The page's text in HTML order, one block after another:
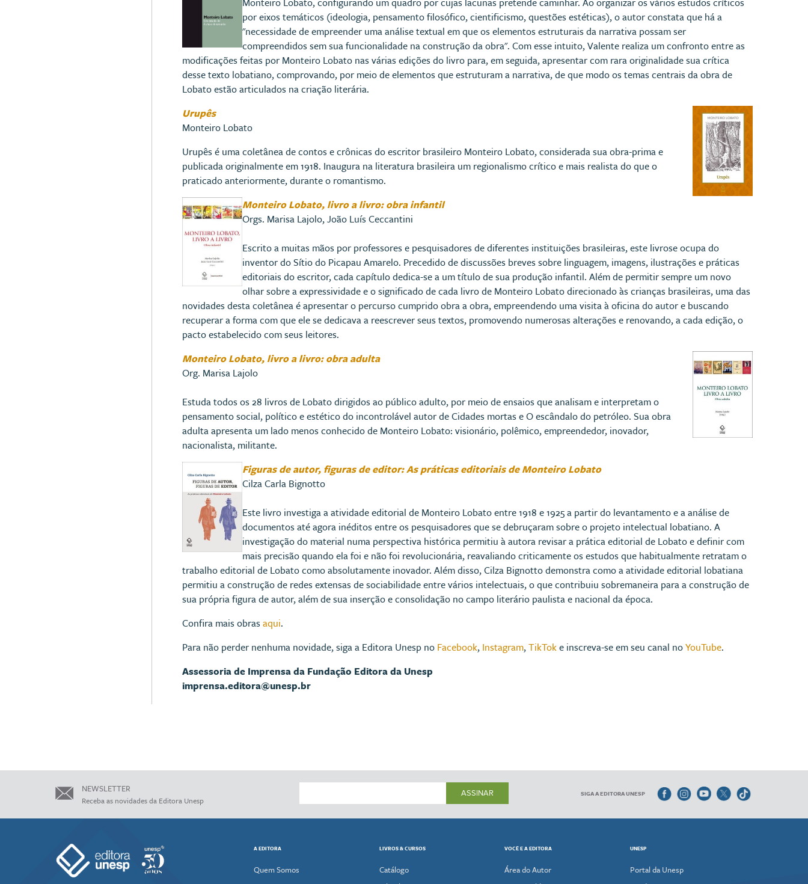
por eixos temáticos (ideologia, pensamento filosófico, cientificismo, questões estéticas), o autor constata que há a
"necessidade de empreender uma análise textual em que os elementos estrutu­rais da narrativa possam ser
compreendidos sem sua funcionali­dade na construção da obra". Com esse intuito, Valente realiza um confronto entre as
modificações feitas por Monteiro Lobato nas várias edições do livro para, em seguida, apresentar com rara originalidade sua crí­tica
desse texto lobatiano, comprovando, por meio de elementos que estruturam a narrativa, de que modo os temas centrais da obra de
Lobato estão articulados na criação literária.
Urupês
Monteiro Lobato
Urupês é uma coletânea de contos e crônicas do escritor brasileiro Monteiro Lobato, considerada sua obra-prima e
publicada originalmente em 1918. Inaugura na literatura brasileira um regionalismo crítico e mais realista do que o
praticado anteriormente, durante o romantismo.
Monteiro Lobato, livro a livro: obra infantil
Orgs. Marisa Lajolo, João Luís Ceccantini
Escrito a muitas mãos por professores e pesquisadores de diferentes instituições brasileiras, este livrose ocupa do
inventor do Sítio do Picapau Amarelo. Precedido de discussões breves sobre linguagem, imagens, ilustrações e práticas
editoriais do escritor, cada capítulo dedica-se a um título de sua produção infantil. Além de permitir sempre um novo
olhar sobre a expressividade e o significado de cada livro de Monteiro Lobato direcionado às crianças brasileiras, uma das
novidades desta coletânea é apresentar o percurso cumprido obra a obra, empreendendo uma visita à oficina do autor e buscando
recuperar a forma com que ele se dedicava a reescrever seus textos, promovendo numerosas alterações e renovando, a cada edição, o
pacto estabelecido com seus leitores.
Monteiro Lobato, livro a livro: obra adulta
Org. Marisa Lajolo
Estuda todos os 28 livros de Lobato dirigidos ao público adulto, por meio de ensaios que analisam e interpretam o
pensamento social, político e estético do incontrolável autor de Cidades mortas e O escândalo do petróleo. Sua obra
adulta apresenta um lado menos conhecido de Monteiro Lobato: visionário, polêmico, empreendedor, inovador,
nacionalista, militante.
Figuras de autor, figuras de editor: As práticas editoriais de Monteiro Lobato
Cilza Carla Bignotto
Este livro investiga a atividade editorial de Monteiro Lobato entre 1918 e 1925 a partir do levantamento e a análise de
documentos até agora inéditos entre os pesquisadores que se debruçaram sobre o projeto intelectual lobatiano. A
investigação do material numa perspectiva histórica permitiu à autora revisar a prática editorial de Lobato e definir com
mais precisão quando ela foi e não foi revolucionária, reavaliando criticamente os estudos que habitualmente retratam o
trabalho editorial de Lobato como absolutamente inovador. Além disso, Cilza Bignotto demonstra como a atividade editorial lobatiana
permitiu a construção de redes extensas de sociabilidade entre vários intelectuais, o que contribuiu sobremaneira para a construção de
sua própria figura de autor, além de sua inserção e consolidação no campo literário paulista e nacional da época.
Confira mais obrasaqui.
Para não perder nenhuma novidade, siga a Editora Unesp no Facebook, Instagram,TikToke inscreva-se em seu canal noYouTube.
Assessoria de Imprensa da Fundação Editora da Unesp
imprensa.editora@unesp.br
NEWSLETTER
Receba as novidades da Editora Unesp
ASSINAR SIGA A EDITORA UNESP
A EDITORA
Quem Somos
LIVROS & CURSOS
Catálogo
VOCÊ E A EDITORA
Área do Autor
UNESP
Portal da Unesp